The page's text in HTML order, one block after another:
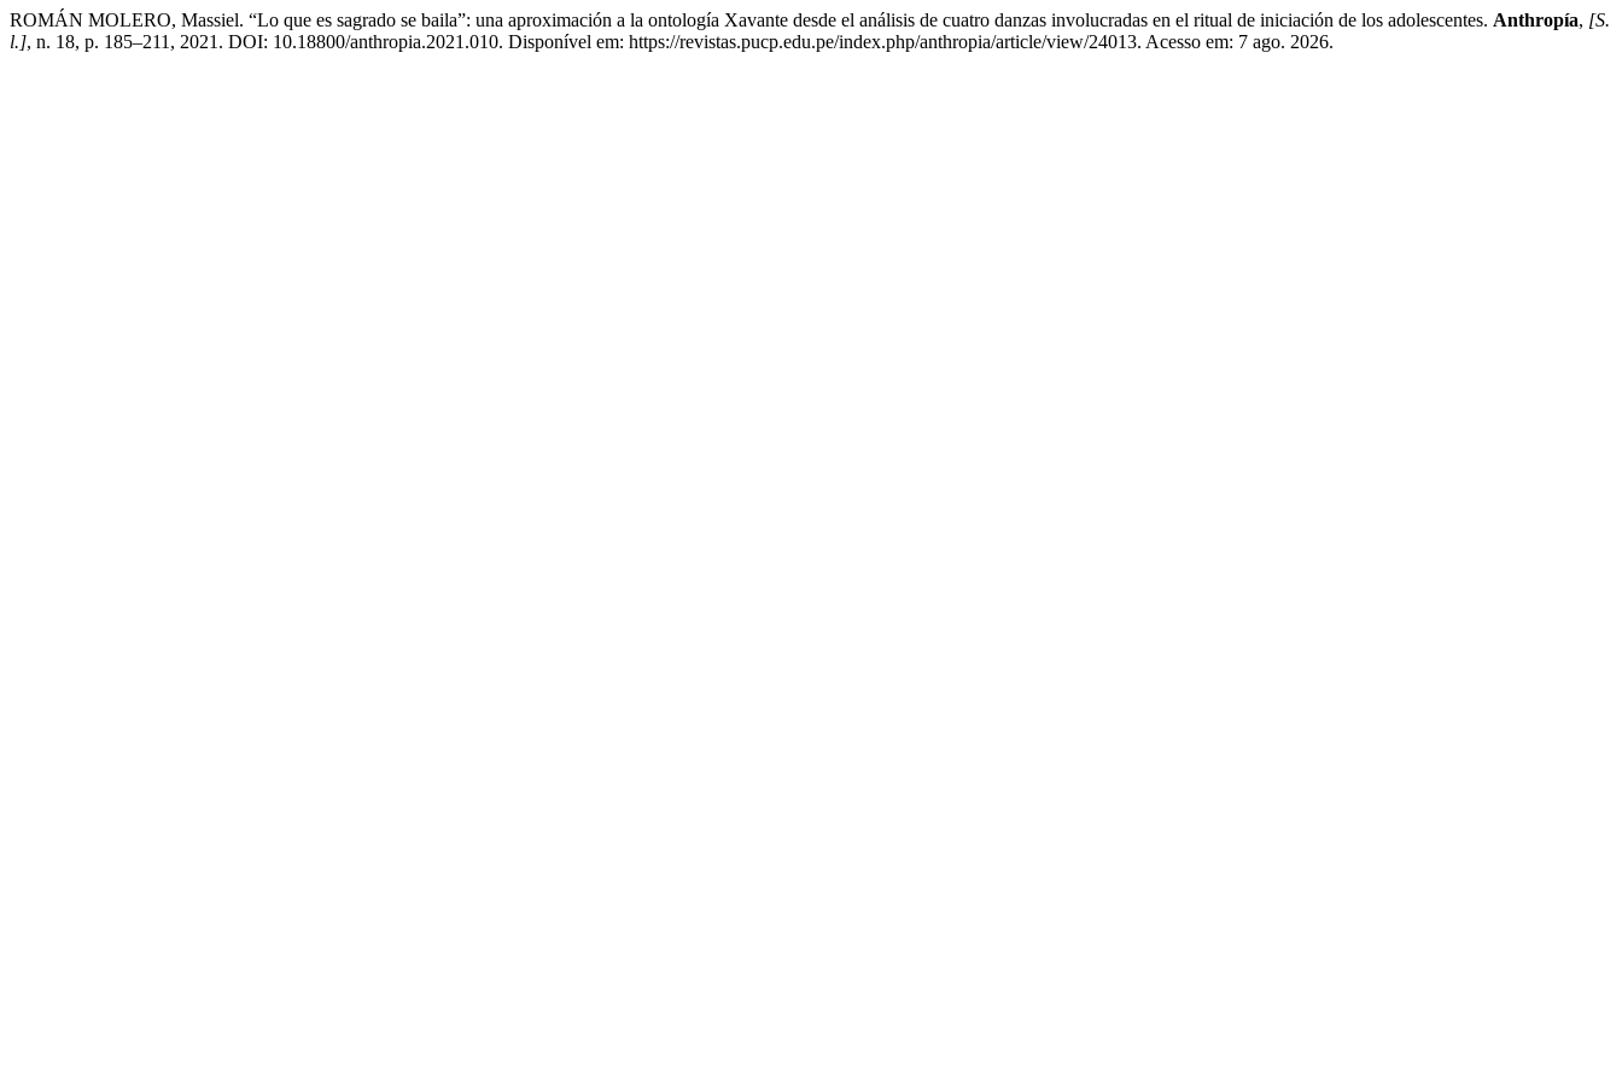
ROMÁN MOLERO, Massiel. “Lo que es sagrado se baila”: una aproximación a la ontología Xavante desde el análisis de cuatro danzas involucradas en el ritual de iniciación de los adolescentes. Anthropía, [S.
l.], n. 18, p. 185–211, 2021. DOI: 10.18800/anthropia.2021.010. Disponível em: https://revistas.pucp.edu.pe/index.php/anthropia/article/view/24013. Acesso em: 7 ago. 2026.